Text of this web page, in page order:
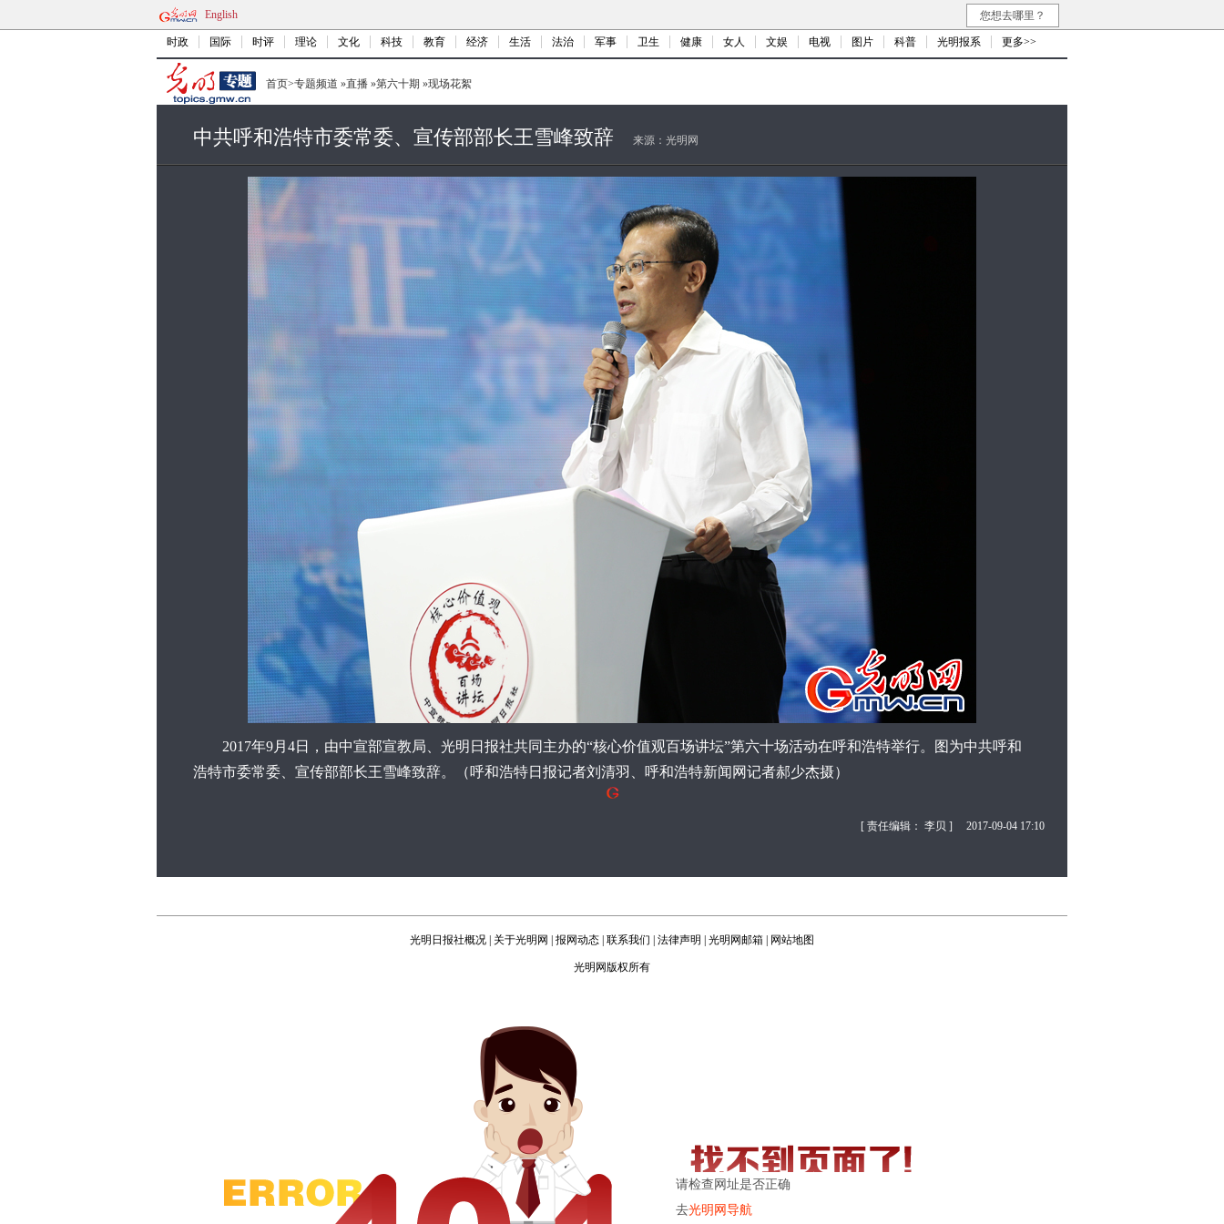
English 您想去哪里？
时政 国际 时评 理论 文化 科技 教育 经济 生活 法治 军事 卫生 健康 女人 文娱 电视 图片 科普 光明报系 更多>>
首页>专题频道 »直播 »第六十期 »现场花絮
中共呼和浩特市委常委、宣传部部长王雪峰致辞 来源： 光明网
2017年9月4日，由中宣部宣教局、光明日报社共同主办的“核心价值观百场讲坛”第六十场活动在呼和浩特举行。图为中共呼和
浩特市委常委、宣传部部长王雪峰致辞。（呼和浩特日报记者刘清羽、呼和浩特新闻网记者郝少杰摄）
[ 责任编辑： 李贝 ] 2017-09-04 17:10
光明日报社概况 关于光明网 报网动态 联系我们 法律声明 光明网邮箱 网站地图
光明网版权所有
请检查网址是否正确
去光明网导航